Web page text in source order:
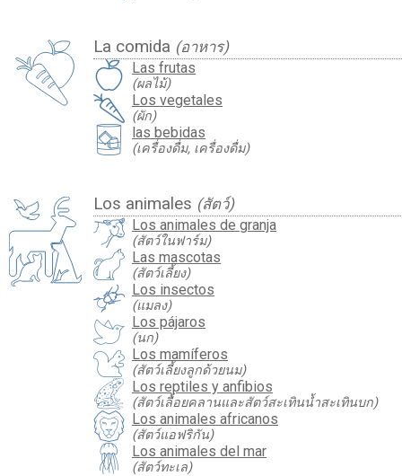
La comida (อาหาร)
Las frutas
(ผลไม้)
Los vegetales
(ผัก)
las bebidas
(เครื่องดื่ม, เครื่องดื่ม)
Los animales (สัตว์)
Los animales de granja
(สัตว์ในฟาร์ม)
Las mascotas
(สัตว์เลี้ยง)
Los insectos
(แมลง)
Los pájaros
(นก)
Los mamíferos
(สัตว์เลี้ยงลูกด้วยนม)
Los reptiles y anfibios
(สัตว์เลื้อยคลานและสัตว์สะเทินน้ำสะเทินบก)
Los animales africanos
(สัตว์แอฟริกัน)
Los animales del mar
(สัตว์ทะเล)